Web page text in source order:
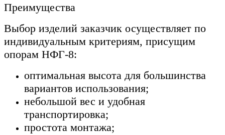
Преимущества
Выбор изделий заказчик осуществляет по
индивидуальным критериям, присущим
опорам НФГ-8:
оптимальная высота для большинства
вариантов использования;
небольшой вес и удобная
транспортировка;
простота монтажа;